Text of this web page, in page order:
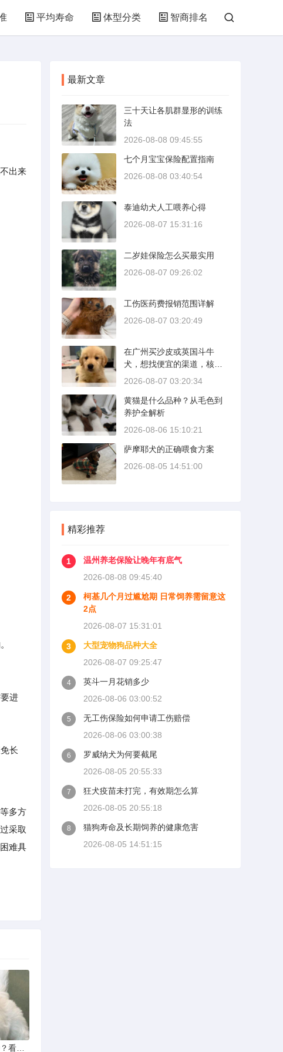
平均寿命 体型分类 智商排名
出来
进
长
多方
采取
难具
最新文章
三十天让各肌群显形的训练
法
2026-08-08 09:45:55
七个月宝宝保险配置指南
2026-08-08 03:40:54
泰迪幼犬人工喂养心得
2026-08-07 15:31:16
二岁娃保险怎么买最实用
2026-08-07 09:26:02
工伤医药费报销范围详解
2026-08-07 03:20:49
在广州买沙皮或英国斗牛
犬，想找便宜的渠道，核心
是分清“便宜”和“捡漏”的界
种，价格比北方城市有优
势；英国斗牛犬则完全是另
一套行情。下面直接说具体
间。
2026-08-07 03:20:34
黄猫是什么品种？从毛色到
养护全解析
2026-08-06 15:10:21
萨摩耶犬的正确喂食方案
2026-08-05 14:51:00
精彩推荐
1
温州养老保险让晚年有底气
2026-08-08 09:45:40
2
柯基几个月过尴尬期 日常饲养需留意这
2点
2026-08-07 15:31:01
3
大型宠物狗品种大全
2026-08-07 09:25:47
4
英斗一月花销多少
2026-08-06 03:00:52
5
无工伤保险如何申请工伤赔偿
2026-08-06 03:00:38
6
罗威纳犬为何要截尾
2026-08-05 20:55:33
7
狂犬疫苗未打完，有效期怎么算
2026-08-05 20:55:18
8
猫狗寿命及长期饲养的健康危害
2026-08-05 14:51:15